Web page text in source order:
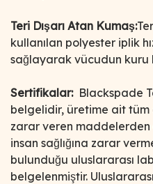
Teri Dışarı Atan Kumaş:
kullanılan polyester iplik
sağlayarak vücudun kuru
Sertifikalar: Blackspade
belgelidir, üretime ait tüm
zarar veren maddelerden
insan sağlığına zarar
bulunduğu uluslararası
belgelenmiştir.